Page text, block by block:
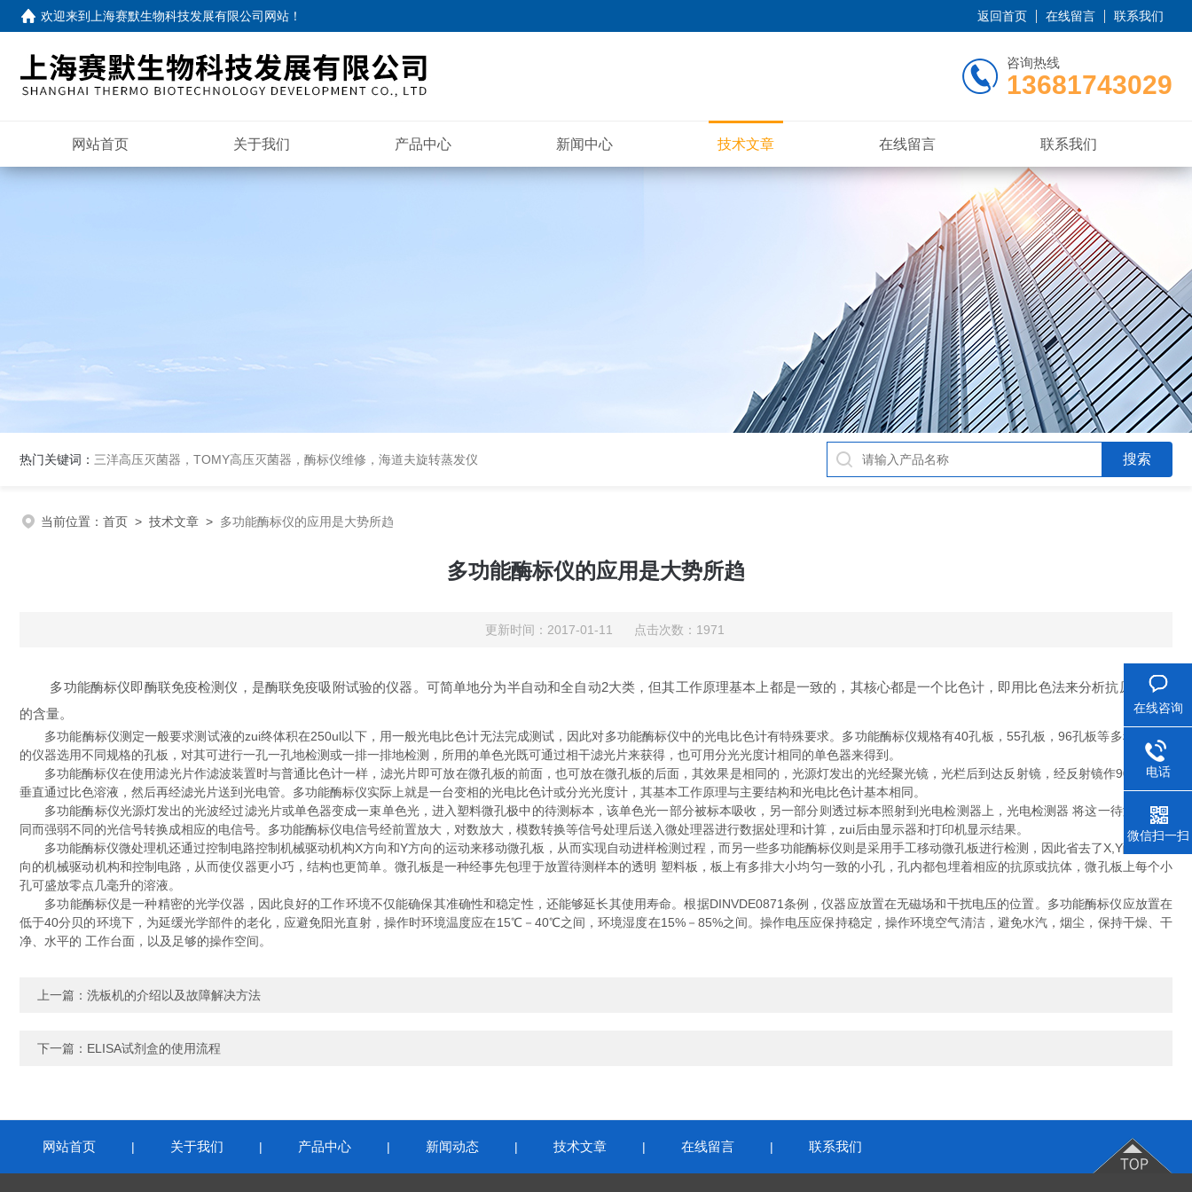
欢迎来到 上海赛默生物科技发展有限公司网站 ！ 返回首页 在线留言 联系我们
咨询热线
13681743029
网站首页 关于我们 产品中心 新闻中心 技术文章 在线留言 联系我们
热门关键词： 三洋高压灭菌器，TOMY高压灭菌器，酶标仪维修，海道夫旋转蒸发仪
当前位置： 首页 > 技术文章 > 多功能酶标仪的应用是大势所趋
多功能酶标仪的应用是大势所趋
更新时间：2017-01-11 点击次数：1971
多功能酶标仪即酶联免疫检测仪，是酶联免疫吸附试验的仪器。可简单地分为半自动和全自动2大类，但其工作原理基本上都是一致的，其核心都是一个比色计，即用比色法来分析抗原或抗体
的含量。
多功能酶标仪测定一般要求测试液的zui终体积在250ul以下，用一般光电比色计无法完成测试，因此对多功能酶标仪中的光电比色计有特殊要求。多功能酶标仪规格有40孔板，55孔板，96孔板等多种，不同
的仪器选用不同规格的孔板，对其可进行一孔一孔地检测或一排一排地检测，所用的单色光既可通过相干滤光片来获得，也可用分光光度计相同的单色器来得到。
多功能酶标仪在使用滤光片作滤波装置时与普通比色计一样，滤光片即可放在微孔板的前面，也可放在微孔板的后面，其效果是相同的，光源灯发出的光经聚光镜，光栏后到达反射镜，经反射镜作90°反射后
垂直通过比色溶液，然后再经滤光片送到光电管。多功能酶标仪实际上就是一台变相的光电比色计或分光光度计，其基本工作原理与主要结构和光电比色计基本相同。
多功能酶标仪光源灯发出的光波经过滤光片或单色器变成一束单色光，进入塑料微孔极中的待测标本，该单色光一部分被标本吸收，另一部分则透过标本照射到光电检测器上，光电检测器 将这一待测标本不
同而强弱不同的光信号转换成相应的电信号。多功能酶标仪电信号经前置放大，对数放大，模数转换等信号处理后送入微处理器进行数据处理和计算，zui后由显示器和打印机显示结果。
多功能酶标仪微处理机还通过控制电路控制机械驱动机构X方向和Y方向的运动来移动微孔板，从而实现自动进样检测过程，而另一些多功能酶标仪则是采用手工移动微孔板进行检测，因此省去了X,Y酶标仪方
向的机械驱动机构和控制电路，从而使仪器更小巧，结构也更简单。微孔板是一种经事先包理于放置待测样本的透明 塑料板，板上有多排大小均匀一致的小孔，孔内都包埋着相应的抗原或抗体，微孔板上每个小
孔可盛放零点几毫升的溶液。
多功能酶标仪是一种精密的光学仪器，因此良好的工作环境不仅能确保其准确性和稳定性，还能够延长其使用寿命。根据DINVDE0871条例，仪器应放置在无磁场和干扰电压的位置。多功能酶标仪应放置在
低于40分贝的环境下，为延缓光学部件的老化，应避免阳光直射，操作时环境温度应在15℃－40℃之间，环境湿度在15%－85%之间。操作电压应保持稳定，操作环境空气清洁，避免水汽，烟尘，保持干燥、干
净、水平的 工作台面，以及足够的操作空间。
上一篇： 洗板机的介绍以及故障解决方法
下一篇： ELISA试剂盒的使用流程
网站首页 | 关于我们 | 产品中心 | 新闻动态 | 技术文章 | 在线留言 | 联系我们
在线咨询
电话
微信扫一扫